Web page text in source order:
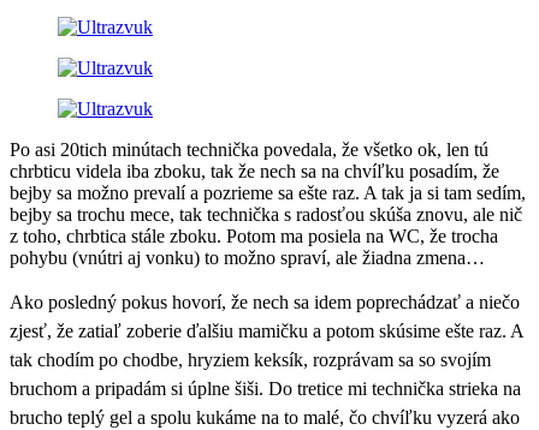
Po asi 20tich minútach technička povedala, že všetko ok, len tú
chrbticu videla iba zboku, tak že nech sa na chvíľku posadím, že
bejby sa možno prevalí a pozrieme sa ešte raz. A tak ja si tam sedím,
bejby sa trochu mece, tak technička s radosťou skúša znovu, ale nič
z toho, chrbtica stále zboku. Potom ma posiela na WC, že trocha
pohybu (vnútri aj vonku) to možno spraví, ale žiadna zmena…
Ako posledný pokus hovorí, že nech sa idem poprechádzať a niečo
zjesť, že zatiaľ zoberie ďalšiu mamičku a potom skúsime ešte raz. A
tak chodím po chodbe, hryziem keksík, rozprávam sa so svojím
bruchom a pripadám si úplne šiši. Do tretice mi technička strieka na
brucho teplý gel a spolu kukáme na to malé, čo chvíľku vyzerá ako